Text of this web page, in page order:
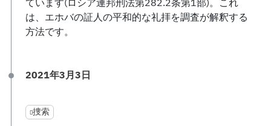
ています(ロシア連邦刑法第282.2条第1部)。これ
は、エホバの証人の平和的な礼拝を調査が解釈する
方法です。
2021年3月3日
捜索